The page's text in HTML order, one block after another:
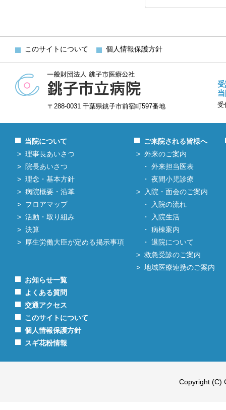
このサイトについて 個人情報保護方針
〒288-0031 千葉県銚子市前宿町597番地 受
当院について
理事長あいさつ
院長あいさつ
理念・基本方針
病院概要・沿革
フロアマップ
活動・取り組み
決算
厚生労働大臣が定める掲示事項
ご来院される皆様へ
外来のご案内
外来担当医表
夜間小児診療
入院・面会のご案内
入院の流れ
入院生活
病棟案内
退院について
救急受診のご案内
地域医療連携のご案内
お知らせ一覧
よくある質問
交通アクセス
このサイトについて
個人情報保護方針
スギ花粉情報
Copyright (C)